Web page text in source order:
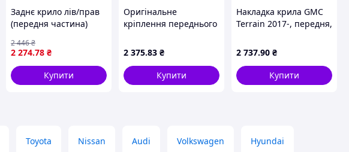
Заднє крило лів/прав
(передня частина)
COVIND 3FH/515
2 274.78 ₴
2 446₴
Купити
Оригінальне
кріплення переднього
2018 правий, сталь
VAG 8U0821136
2 375.83 ₴
Купити
Накладка крила GMC
Terrain 2017-, передня,
84579557, 185101321
2 737.90 ₴
Купити
Toyota Nissan Audi Volkswagen Hyundai